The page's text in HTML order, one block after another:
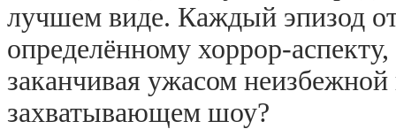
лучшем виде. Каждый эпизод
определённому хоррор-
заканчивая ужасом
захватывающем шоу?